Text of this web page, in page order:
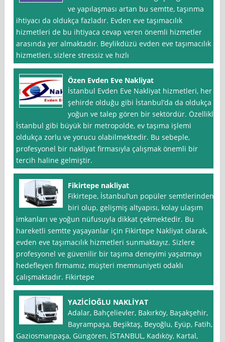
ve yapılaşması artan bu semtte, taşınma
ihtiyacı da oldukça fazladır. Evden eve taşımacılık
hizmetleri de bu ihtiyaca cevap veren önemli hizmetler
arasında yer almaktadır. Beylikdüzü evden eve taşımacılık
hizmetleri, sizlere stressiz ve hızlı
Özen Evden Eve Nakliyat
İstanbul Evden Eve Nakliyat hizmetleri, her
şehirde olduğu gibi İstanbul’da da oldukça
yoğun ve talep gören bir sektördür. Özellikle
İstanbul gibi büyük bir metropolde, ev taşıma işlemi
oldukça zorlu ve yorucu olabilmektedir. Bu sebeple,
profesyonel bir nakliyat firmasıyla çalışmak önemli bir
tercih haline gelmiştir.
Fikirtepe nakliyat
Fikirtepe, İstanbul‘un popüler semtlerinden
biri olup, gelişmiş altyapısı, kolay ulaşım
imkanları ve yoğun nüfusuyla dikkat çekmektedir. Bu
hareketli semtte yaşayanlar için Fikirtepe Nakliyat olarak,
evden eve taşımacılık hizmetleri sunmaktayız. Sizlere
profesyonel ve güvenilir bir taşıma deneyimi yaşatmayı
hedefleyen firmamız, müşteri memnuniyeti odaklı
çalışmaktadır. Fikirtepe
YAZİCİOĞLU NAKLİYAT
Adalar, Bahçelievler, Bakırköy, Başakşehir,
Bayrampaşa, Beşiktaş, Beyoğlu, Eyüp, Fatih,
Gaziosmanpaşa, Güngören, İSTANBUL, Kadıköy, Kartal,